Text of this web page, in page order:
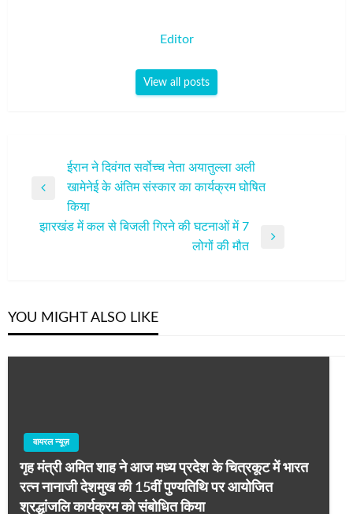
Editor
View all posts
नेविगेशन
ईरान ने दिवंगत सर्वोच्च नेता अयातुल्ला अली
खामेनेई के अंतिम संस्कार का कार्यक्रम घोषित
किया
झारखंड में कल से बिजली गिरने की घटनाओं में 7
लोगों की मौत
YOU MIGHT ALSO LIKE
वायरल न्यूज़
गृह मंत्री अमित शाह ने आज मध्य प्रदेश के चित्रकूट में भारत
रत्न नानाजी देशमुख की 15वीं पुण्यतिथि पर आयोजित
श्रद्धांजलि कार्यक्रम को संबोधित किया